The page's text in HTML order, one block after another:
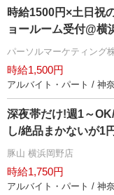
時給1500円×土日祝
ョールーム受付@横
パーソルマーケティング
時給1,500円
アルバイト・パート / 神
深夜帯だけ!週1～
し/絶品まかないが1
豚山 横浜岡野店
時給1,750円
アルバイト・パート / 神